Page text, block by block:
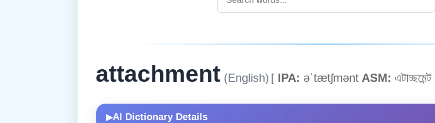
attachment (English) [ IPA: əˈtætʃmənt ASM:
▶AI Dictionary Details